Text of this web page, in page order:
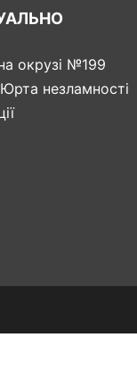
окрузі №199
незламності